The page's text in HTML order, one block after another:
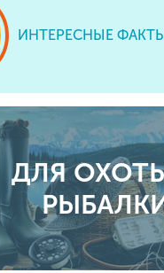
ИНТЕРЕСНЫЕ
ДЛЯ